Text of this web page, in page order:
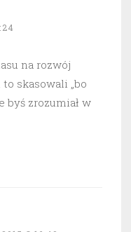
na rozwój
skasowali „bo
byś zrozumiał w